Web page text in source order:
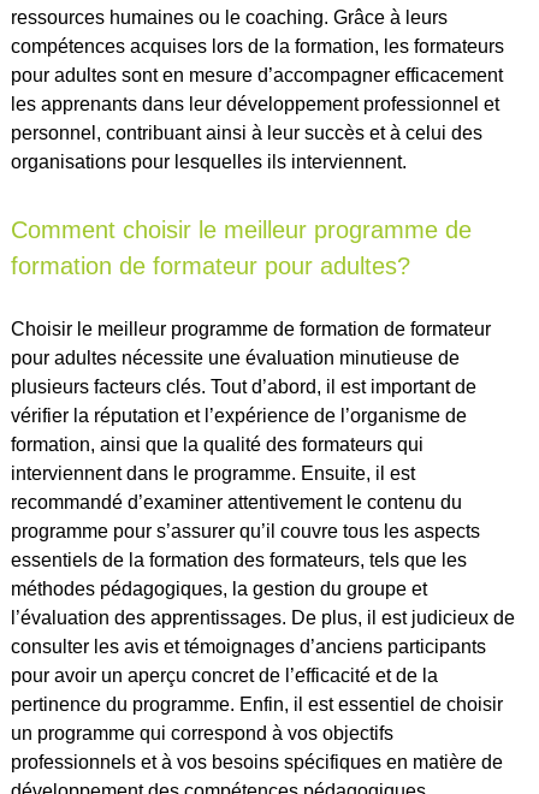
ressources humaines ou le coaching. Grâce à leurs
compétences acquises lors de la formation, les formateurs
pour adultes sont en mesure d’accompagner efficacement
les apprenants dans leur développement professionnel et
personnel, contribuant ainsi à leur succès et à celui des
organisations pour lesquelles ils interviennent.
Comment choisir le meilleur programme de
formation de formateur pour adultes?
Choisir le meilleur programme de formation de formateur
pour adultes nécessite une évaluation minutieuse de
plusieurs facteurs clés. Tout d’abord, il est important de
vérifier la réputation et l’expérience de l’organisme de
formation, ainsi que la qualité des formateurs qui
interviennent dans le programme. Ensuite, il est
recommandé d’examiner attentivement le contenu du
programme pour s’assurer qu’il couvre tous les aspects
essentiels de la formation des formateurs, tels que les
méthodes pédagogiques, la gestion du groupe et
l’évaluation des apprentissages. De plus, il est judicieux de
consulter les avis et témoignages d’anciens participants
pour avoir un aperçu concret de l’efficacité et de la
pertinence du programme. Enfin, il est essentiel de choisir
un programme qui correspond à vos objectifs
professionnels et à vos besoins spécifiques en matière de